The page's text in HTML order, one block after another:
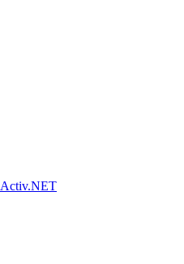
Activ.NET